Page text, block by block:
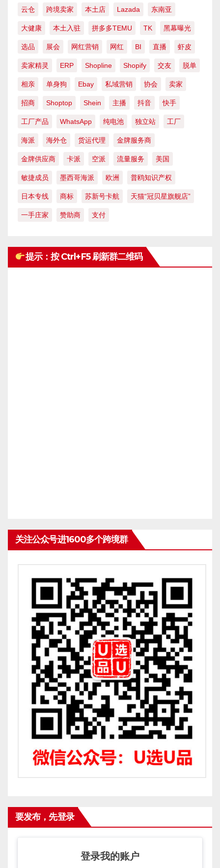
云仓 跨境卖家 本土店 Lazada 东南亚
大健康 本土入驻 拼多多TEMU TK 黑幕曝光
选品 展会 网红营销 网红 BI 直播 虾皮
卖家精灵 ERP Shopline Shopify 交友 脱单
相亲 单身狗 Ebay 私域营销 协会 卖家
招商 Shoptop Shein 主播 抖音 快手
工厂产品 WhatsApp 纯电池 独立站 工厂
海派 海外仓 货运代理 金牌服务商
金牌供应商 卡派 空派 流量服务 美国
敏捷成员 墨西哥海派 欧洲 普鸥知识产权
日本专线 商标 苏新号卡航 天猫“冠贝星旗舰店”
一手庄家 赞助商 支付
提示：按 Ctrl+F5 刷新群二维码
关注公众号进1600多个跨境群